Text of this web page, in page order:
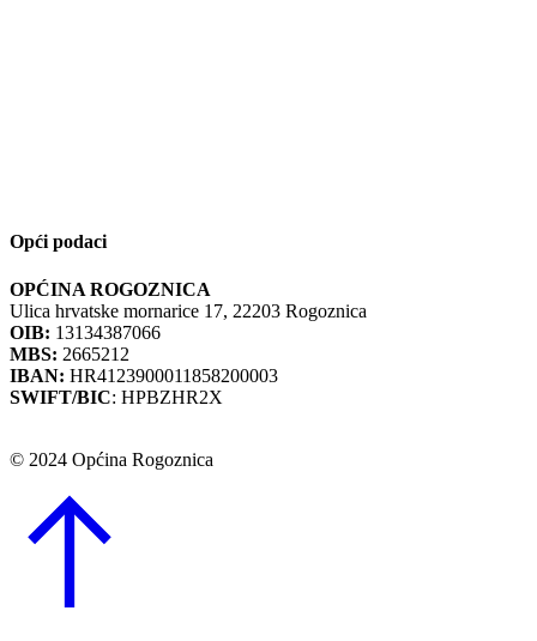
Opći podaci
OPĆINA ROGOZNICA
Ulica hrvatske mornarice 17, 22203 Rogoznica
OIB: 13134387066
MBS: 2665212
IBAN: HR4123900011858200003
SWIFT/BIC: HPBZHR2X
© 2024 Općina Rogoznica